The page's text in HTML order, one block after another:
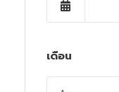
เดือน